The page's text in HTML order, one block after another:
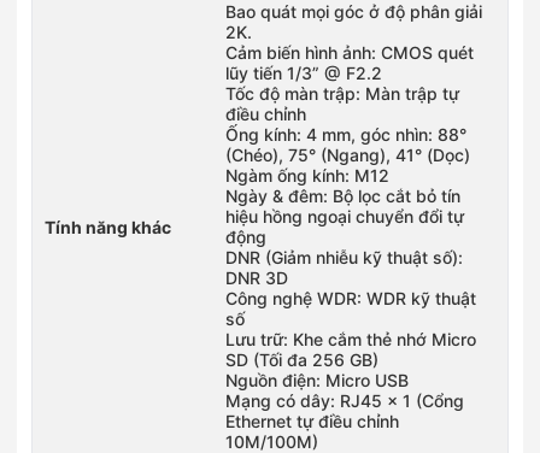
Tính năng khác
Bao quát mọi góc ở độ phân giải
2K.
Cảm biến hình ảnh: CMOS quét
lũy tiến 1/3” @ F2.2
Tốc độ màn trập: Màn trập tự
điều chỉnh
Ống kính: 4 mm, góc nhìn: 88°
(Chéo), 75° (Ngang), 41° (Dọc)
Ngàm ống kính: M12
Ngày & đêm: Bộ lọc cắt bỏ tín
hiệu hồng ngoại chuyển đổi tự
động
DNR (Giảm nhiễu kỹ thuật số):
DNR 3D
Công nghệ WDR: WDR kỹ thuật
số
Lưu trữ: Khe cắm thẻ nhớ Micro
SD (Tối đa 256 GB)
Nguồn điện: Micro USB
Mạng có dây: RJ45 × 1 (Cổng
Ethernet tự điều chỉnh
10M/100M)